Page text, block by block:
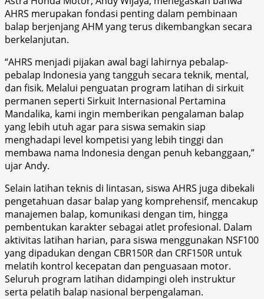
AHRS merupakan fondasi penting dalam pembinaan
balap berjenjang AHM yang terus dikembangkan secara
berkelanjutan.
“AHRS menjadi pijakan awal bagi lahirnya pebalap-
pebalap Indonesia yang tangguh secara teknik, mental,
dan fisik. Melalui penguatan program latihan di sirkuit
permanen seperti Sirkuit Internasional Pertamina
Mandalika, kami ingin memberikan pengalaman balap
yang lebih utuh agar para siswa semakin siap
menghadapi level kompetisi yang lebih tinggi dan
membawa nama Indonesia dengan penuh kebanggaan,”
ujar Andy.
Selain latihan teknis di lintasan, siswa AHRS juga dibekali
pengetahuan dasar balap yang komprehensif, mencakup
manajemen balap, komunikasi dengan tim, hingga
pembentukan karakter sebagai atlet profesional. Dalam
aktivitas latihan harian, para siswa menggunakan NSF100
yang dipadukan dengan CBR150R dan CRF150R untuk
melatih kontrol kecepatan dan penguasaan motor.
Seluruh program latihan didampingi oleh instruktur
serta pelatih balap nasional berpengalaman.